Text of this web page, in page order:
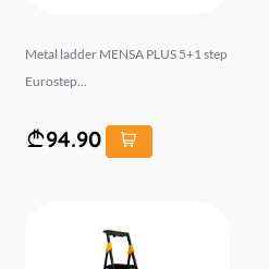
Metal ladder MENSA PLUS 5+1 step
Eurostep...
94.90